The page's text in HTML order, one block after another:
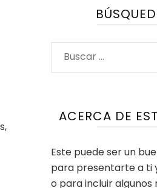
Buscar:
ACERCA DE
Este puede ser un
para presentarte a ti
o para incluir algunos